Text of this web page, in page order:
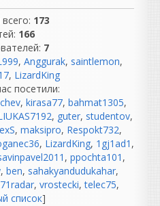
😄
х, 80-х
в самый
173
166
7
, Anggurak, saintlemon,
, LizardKing
посетили:
, kirasa77, bahmat1305,
, guter, studentov,
, maksipro, Respokt732,
, LizardKing, 1gj1ad1 ,
, ppochta101 ,
, ben, sahakyandudukahar,
, vrostecki,telec75,
список]